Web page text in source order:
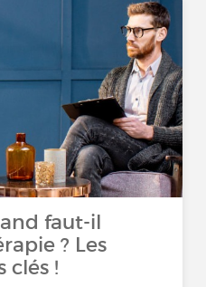
faut-il
? Les
clés !